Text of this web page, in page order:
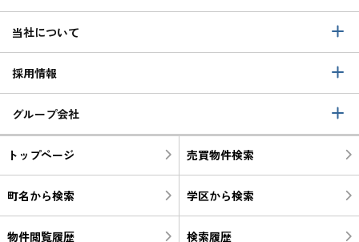
当社について
採用情報
グループ会社
トップページ 売買物件検索
町名から検索 学区から検索
物件閲覧履歴 検索履歴